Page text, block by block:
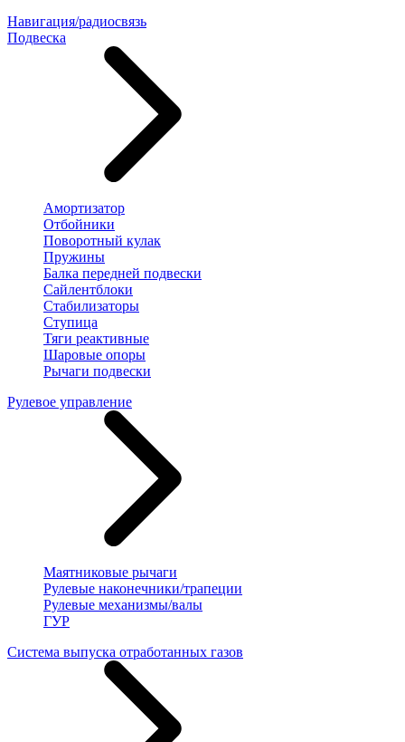
Навигация/радиосвязь
Подвеска
Амортизатор
Отбойники
Поворотный кулак
Пружины
Балка передней подвески
Сайлентблоки
Стабилизаторы
Ступица
Тяги реактивные
Шаровые опоры
Рычаги подвески
Рулевое управление
Маятниковые рычаги
Рулевые наконечники/трапеции
Рулевые механизмы/валы
ГУР
Система выпуска отработанных газов